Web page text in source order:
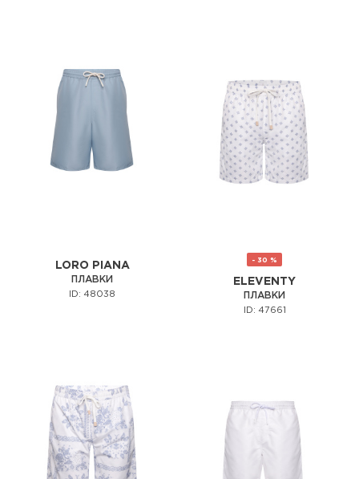
LORO PIANA
ПЛАВКИ
ID: 48038
- 30 %
ELEVENTY
ПЛАВКИ
ID: 47661